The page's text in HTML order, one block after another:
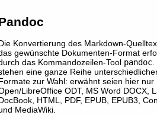
Konvertierung des Markdown-
gewünschte Dokumenten-Format
das Kommandozeilen-Tool pandoc
eine ganze Reihe
zur Wahl: erwähnt seien hier nur
LibreOffice ODT, MS Word DOCX,
HTML, PDF, EPUB, EPUB3,
MediaWiki.